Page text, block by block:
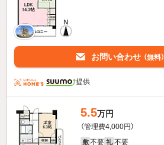
お問い合わせ （無料）
提供
5.5万円
（管理費4,000円）
敷 不要 礼 不要